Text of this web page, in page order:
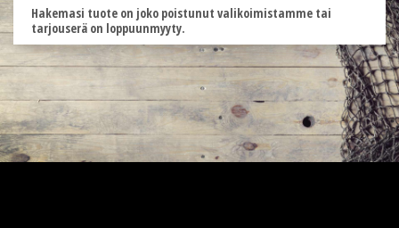
Hakemasi tuote on joko poistunut valikoimistamme tai
tarjouserä on loppuunmyyty.